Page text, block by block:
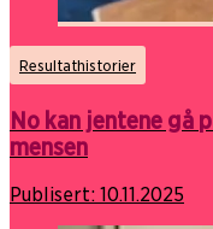
Resultathistorier
No kan jentene gå
mensen
Publisert: 10.11.2025